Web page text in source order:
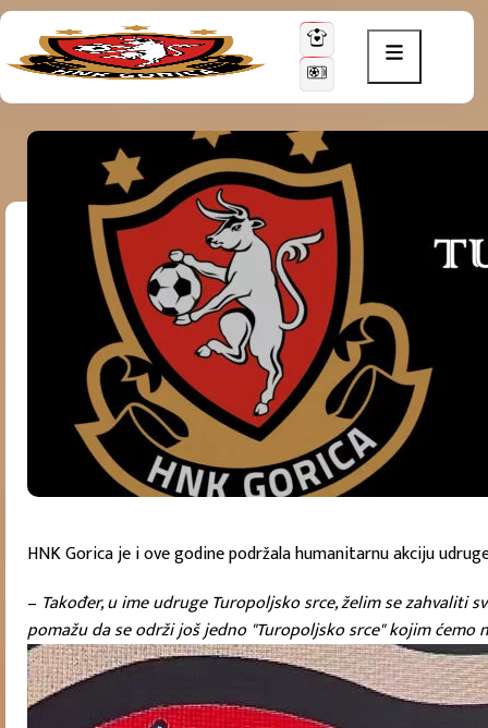
HNK Gorica je i ove godine podržala humanitarnu akciju
– Također, u ime udruge Turopoljsko srce, želim se
pomažu da se održi još jedno "Turopoljsko srce" kojim